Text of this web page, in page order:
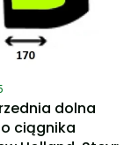
dolna
ciągnika